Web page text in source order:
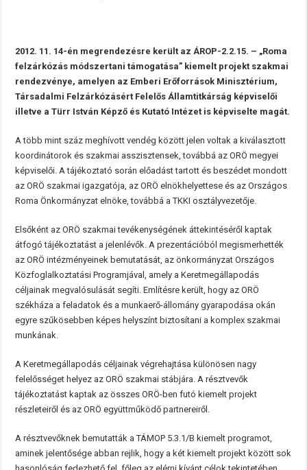
2012. 11. 14-én megrendezésre került az ÁROP-2.2.15. – „Roma
felzárkózás módszertani támogatása” kiemelt projekt szakmai
rendezvénye, amelyen az Emberi Erőforrások Minisztérium,
Társadalmi Felzárkózásért Felelős Államtitkárság képviselői
illetve a Türr István Képző és Kutató Intézet is képviselte magát.
A több mint száz meghívott vendég között jelen voltak a kiválasztott
koordinátorok és szakmai asszisztensek, továbbá az ORÖ megyei
képviselői. A tájékoztató során előadást tartott és beszédet mondott
az ORÖ szakmai igazgatója, az ORÖ elnökhelyettese és az Országos
Roma Önkormányzat elnöke, továbbá a TKKI osztályvezetője.
Elsőként az ORÖ szakmai tevékenységének áttekintéséről kaptak
átfogó tájékoztatást a jelenlévők. A prezentációból megismerhették
az ORÖ intézményeinek bemutatását, az önkormányzat Országos
Közfoglalkoztatási Programjával, amely a Keretmegállapodás
céljainak megvalósulását segíti. Említésre került, hogy az ORÖ
székháza a feladatok és a munkaerő-állomány gyarapodása okán
egyre szűkösebben képes helyszínt biztosítani a komplex szakmai
munkának.
A Keretmegállapodás céljainak végrehajtása különösen nagy
felelősséget helyez az ORÖ szakmai stábjára. A résztvevők
tájékoztatást kaptak az összes ORÖ-ben futó kiemelt projekt
részleteiről és az ORÖ együttműködő partnereiről.
A résztvevőknek bemutatták a TÁMOP 5.3.1/B kiemelt programot,
aminek jelentősége abban rejlik, hogy a két kiemelt projekt között sok